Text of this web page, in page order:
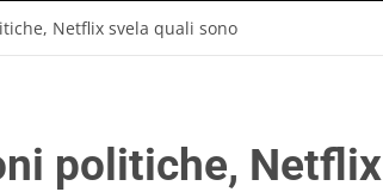
Netflix svela quali sono
politiche, Netflix